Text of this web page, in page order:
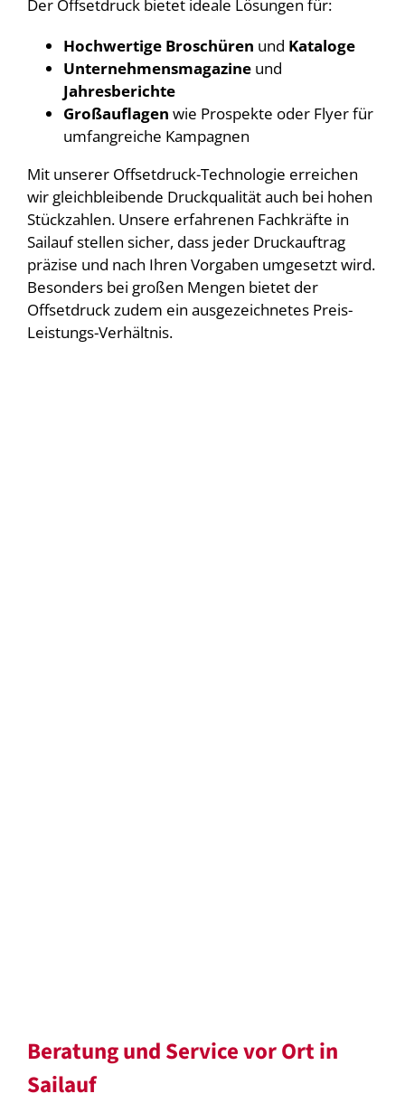
Der Offsetdruck bietet ideale Lösungen für:
Hochwertige Broschüren und Kataloge
Unternehmensmagazineund
Jahresberichte
Großauflagen wie Prospekte oder Flyer für
umfangreiche Kampagnen
Mit unserer Offsetdruck-Technologie erreichen
wir gleichbleibende Druckqualität auch bei hohen
Stückzahlen. Unsere erfahrenen Fachkräfte in
Sailauf stellen sicher, dass jeder Druckauftrag
präzise und nach Ihren Vorgaben umgesetzt wird.
Besonders bei großen Mengen bietet der
Offsetdruck zudem ein ausgezeichnetes Preis-
Leistungs-Verhältnis.
Beratung und Service vor Ort in
Sailauf